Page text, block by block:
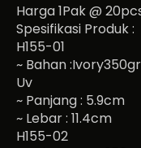
Harga 1Pak @
Spesifikasi Produk :
H155-01
~ Bahan
Uv
~ Panjang : 5.9cm
~ Lebar : 11.4cm
H155-02